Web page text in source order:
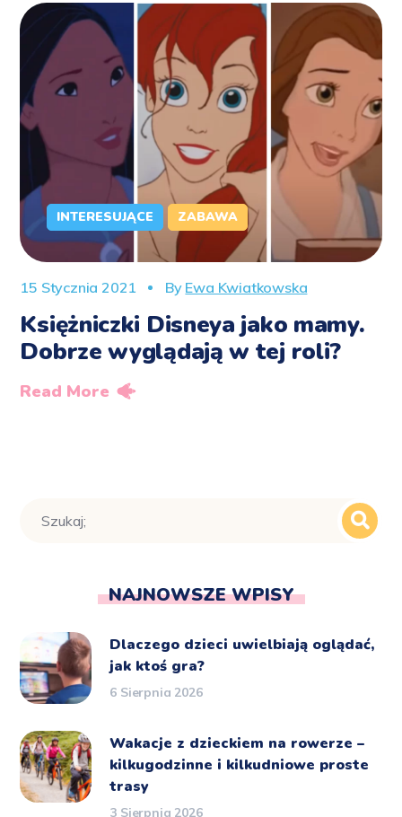
INTERESUJĄCE ZABAWA
15 Stycznia 2021 By Ewa Kwiatkowska
Księżniczki Disneya jako mamy.
Dobrze wyglądają w tej roli?
Read More
NAJNOWSZE WPISY
Dlaczego dzieci uwielbiają oglądać,
jak ktoś gra?
6 Sierpnia 2026
Wakacje z dzieckiem na rowerze –
kilkugodzinne i kilkudniowe proste
trasy
3 Sierpnia 2026